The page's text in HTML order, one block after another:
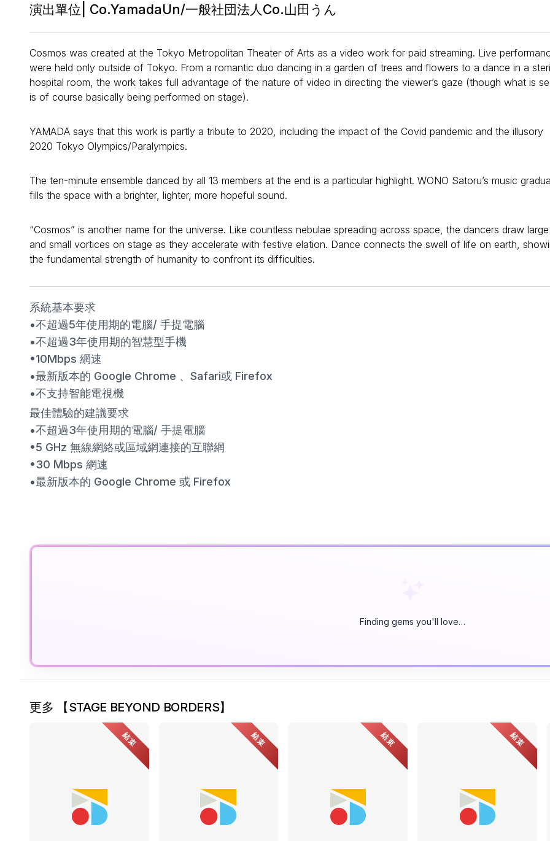
演出單位| Co.YamadaUn/一般社団法人Co.山田うん
Cosmos was created at the Tokyo Metropolitan Theater of Arts as a video work for paid streaming. Live
were held only outside of Tokyo. From a romantic duo dancing in a garden of trees and flowers to a dance in a
hospital room, the work takes full advantage of the nature of video in directing the viewer’s gaze (though what is
is of course basically being performed on stage).
YAMADA says that this work is partly a tribute to 2020, including the impact of the Covid pandemic and the illusory
2020 Tokyo Olympics/Paralympics.
The ten-minute ensemble danced by all 13 members at the end is a particular highlight. WONO Satoru’s music
fills the space with a brighter, lighter, more hopeful sound.
“Cosmos” is another name for the universe. Like countless nebulae spreading across space, the dancers draw large
and small vortices on stage as they accelerate with festive elation. Dance connects the swell of life on earth,
the fundamental strength of humanity to confront its difficulties.
系統基本要求
•不超過5年使用期的電腦/ 手提電腦
•不超過3年使用期的智慧型手機
•10Mbps 網速
•最新版本的 Google Chrome 、Safari或 Firefox
•不支持智能電視機
最佳體驗的建議要求
•不超過3年使用期的電腦/ 手提電腦
•5 GHz 無線網絡或區域網連接的互聯網
•30 Mbps 網速
•最新版本的 Google Chrome 或 Firefox
Finding gems you'll love…
更多 【STAGE BEYOND BORDERS】
結束 結束 結束 結束